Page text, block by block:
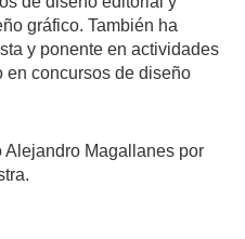
gráfico. También ha
y ponente en actividades
en concursos de diseño
Magallanes por